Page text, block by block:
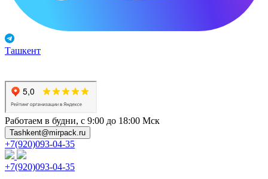
Ташкент
Работаем в будни, с 9:00 до 18:00 Мск
Tashkent@mirpack.ru
+7(920)093-04-35
+7(920)093-04-35